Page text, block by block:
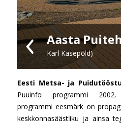
Aasta
Karl Kasepõld)
Eesti Metsa- ja
Puuinfo programmi
programmi eesmärk on
keskkonnasäästliku ja ainsa